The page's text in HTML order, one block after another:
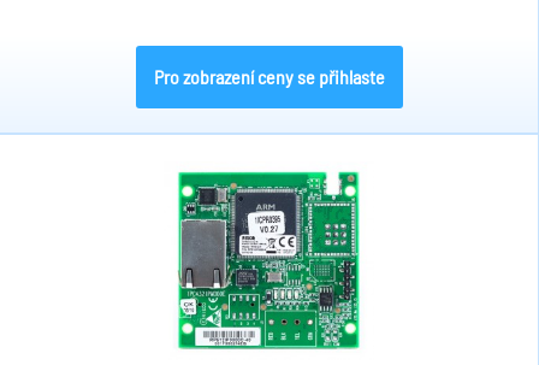
Pro zobrazení ceny se přihlaste